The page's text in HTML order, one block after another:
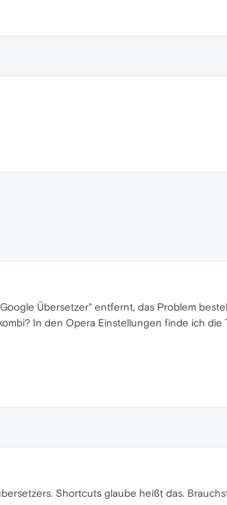
Übersetzer" entfernt, das Problem
In den Opera Einstellungen finde ich die
Shortcuts glaube heißt das.